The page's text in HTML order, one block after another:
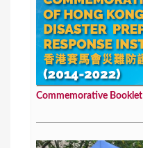
Commemorative Booklet